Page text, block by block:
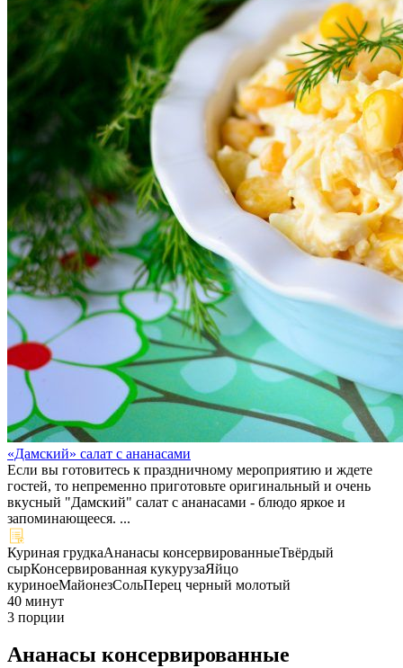
«Дамский» салат с ананасами
Если вы готовитесь к праздничному мероприятию и ждете
гостей, то непременно приготовьте оригинальный и очень
вкусный "Дамский" салат с ананасами - блюдо яркое и
запоминающееся. ...
Куриная грудкаАнанасы консервированныеТвёрдый
сырКонсервированная кукурузаЯйцо
куриноеМайонезСольПерец черный молотый
40 минут
3 порции
Ананасы консервированные